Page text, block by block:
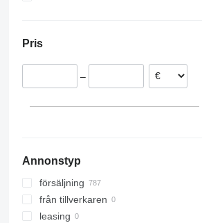
Spanien
Estland
Pris
–
Annonstyp
försäljning
från tillverkaren
leasing